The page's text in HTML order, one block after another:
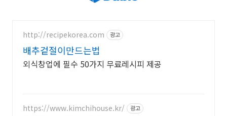
http://recipekorea.com 광고
배추겉절이만드는법
외식창업에 필수 50가지 무료레시피 제공
https://www.kimchihouse.kr/ 광고